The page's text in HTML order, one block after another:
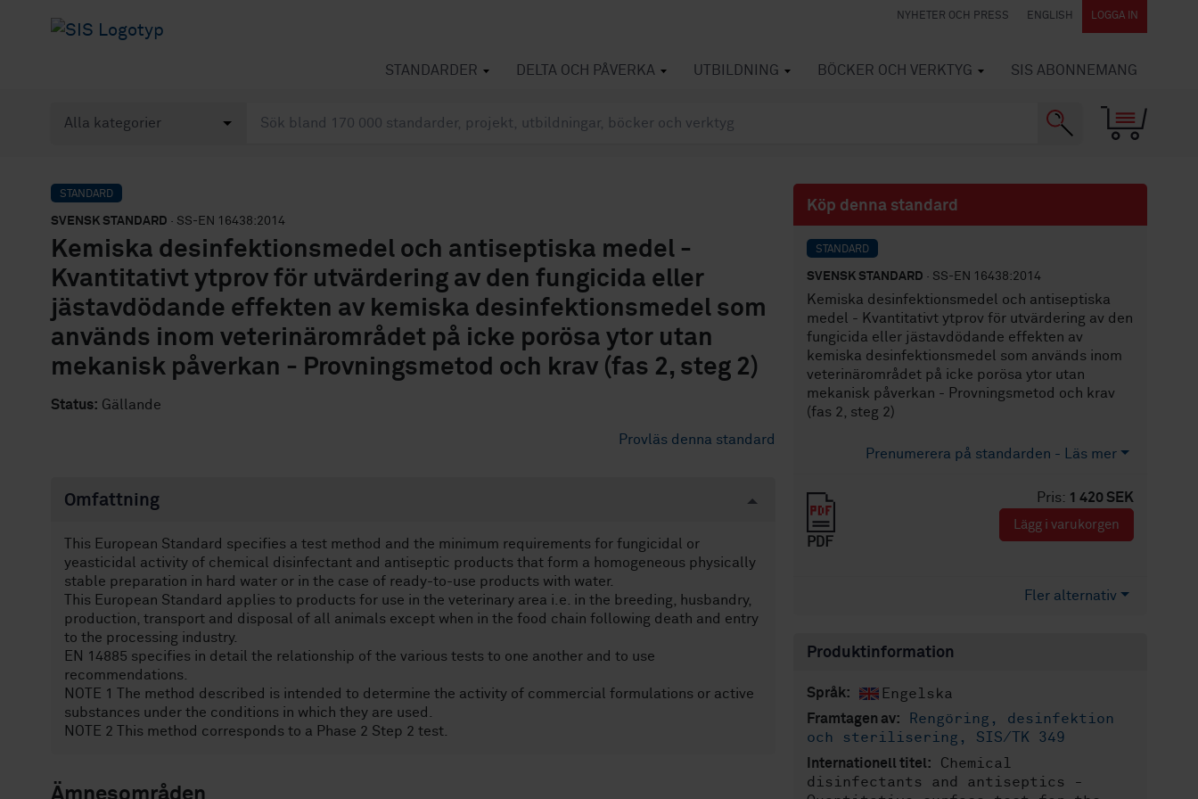
NYHETER OCH PRESS ENGLISH LOGGA IN
STANDARDER DELTA OCH PÅVERKA UTBILDNING BÖCKER OCH VERKTYG SIS ABONNEMANG
STANDARD
SVENSK STANDARD · SS-EN 16438:2014
Kemiska desinfektionsmedel och antiseptiska medel -
Kvantitativt ytprov för utvärdering av den fungicida eller
jästavdödande effekten av kemiska desinfektionsmedel som
används inom veterinärområdet på icke porösa ytor utan
mekanisk påverkan - Provningsmetod och krav (fas 2, steg 2)
Status: Gällande
Provläs denna standard
Omfattning
This European Standard specifies a test method and the minimum requirements for fungicidal or
yeasticidal activity of chemical disinfectant and antiseptic products that form a homogeneous physically
stable preparation in hard water or in the case of ready-to-use products with water.
This European Standard applies to products for use in the veterinary area i.e. in the breeding, husbandry,
production, transport and disposal of all animals except when in the food chain following death and entry
to the processing industry.
EN 14885 specifies in detail the relationship of the various tests to one another and to use
recommendations.
NOTE 1 The method described is intended to determine the activity of commercial formulations or active
substances under the conditions in which they are used.
NOTE 2 This method corresponds to a Phase 2 Step 2 test.
Ämnesområden
Köp denna standard
STANDARD
SVENSK STANDARD · SS-EN 16438:2014
Kemiska desinfektionsmedel och antiseptiska
medel - Kvantitativt ytprov för utvärdering av den
fungicida eller jästavdödande effekten av
kemiska desinfektionsmedel som används inom
veterinärområdet på icke porösa ytor utan
mekanisk påverkan - Provningsmetod och krav
(fas 2, steg 2)
Prenumerera på standarden - Läs mer
Pris: 1 420 SEK
PDF
Lägg i varukorgen
Fler alternativ
Produktinformation
Språk: Engelska
Framtagen av:
Rengöring, desinfektion
och sterilisering, SIS/TK 349
Internationell titel:
Chemical
disinfectants and antiseptics -